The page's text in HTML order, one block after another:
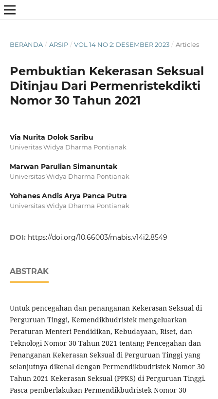
BERANDA / ARSIP / VOL 14 NO 2: DESEMBER 2023 / Articles
Pembuktian Kekerasan Seksual
Ditinjau Dari Permenristekdikti
Nomor 30 Tahun 2021
Via Nurita Dolok Saribu
Univeritas Widya Dharma Pontianak
Marwan Parulian Simanuntak
Universitas Widya Dharma Pontianak
Yohanes Andis Arya Panca Putra
Universitas Widya Dharma Pontianak
DOI: https://doi.org/10.66003/mabis.v14i2.8549
ABSTRAK
Untuk pencegahan dan penanganan Kekerasan Seksual di
Perguruan Tinggi, Kemendikbudristek mengeluarkan
Peraturan Menteri Pendidikan, Kebudayaan, Riset, dan
Teknologi Nomor 30 Tahun 2021 tentang Pencegahan dan
Penanganan Kekerasan Seksual di Perguruan Tinggi yang
selanjutnya dikenal dengan Permendikbudristek Nomor 30
Tahun 2021 Kekerasan Seksual (PPKS) di Perguruan Tinggi.
Pasca pemberlakukan Permendikbudristek Nomor 30